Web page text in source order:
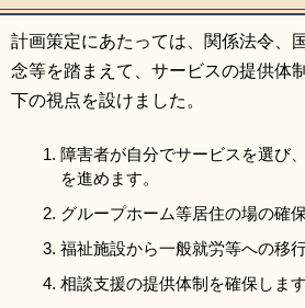
計画策定にあたっては、関係法令、
念等を踏まえて、サービスの提供体
下の視点を設けました。
障害者が自分でサービスを選び
を進めます。
グループホーム等居住の場の確
福祉施設から一般就労等への移
相談支援の提供体制を確保します